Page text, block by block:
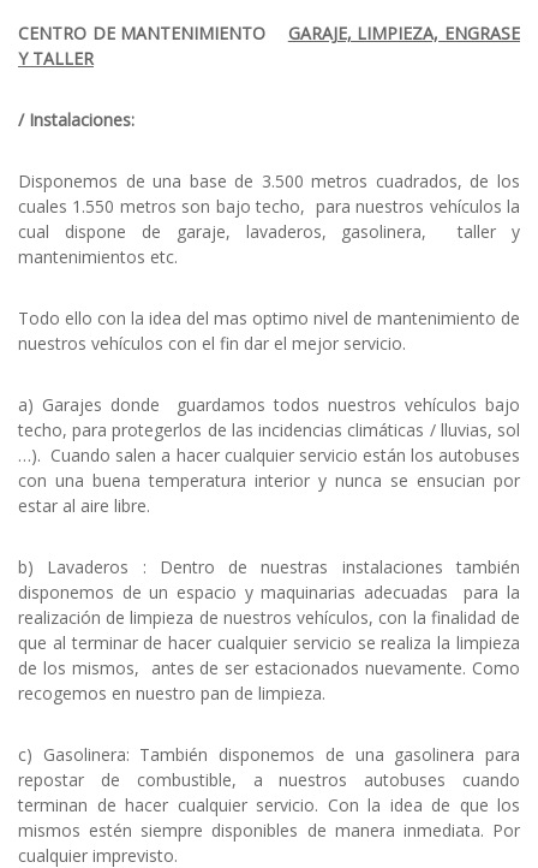
CENTRO DE MANTENIMIENTO GARAJE, LIMPIEZA, ENGRASE
Y TALLER
/ Instalaciones:
Disponemos de una base de 3.500 metros cuadrados, de los
cuales 1.550 metros son bajo techo, para nuestros vehículos la
cual dispone de garaje, lavaderos, gasolinera, taller y
mantenimientos etc.
Todo ello con la idea del mas optimo nivel de mantenimiento de
nuestros vehículos con el fin dar el mejor servicio.
a) Garajes donde guardamos todos nuestros vehículos bajo
techo, para protegerlos de las incidencias climáticas / lluvias, sol
…). Cuando salen a hacer cualquier servicio están los autobuses
con una buena temperatura interior y nunca se ensucian por
estar al aire libre.
b) Lavaderos : Dentro de nuestras instalaciones también
disponemos de un espacio y maquinarias adecuadas para la
realización de limpieza de nuestros vehículos, con la finalidad de
que al terminar de hacer cualquier servicio se realiza la limpieza
de los mismos, antes de ser estacionados nuevamente. Como
recogemos en nuestro pan de limpieza.
c) Gasolinera: También disponemos de una gasolinera para
repostar de combustible, a nuestros autobuses cuando
terminan de hacer cualquier servicio. Con la idea de que los
mismos estén siempre disponibles de manera inmediata. Por
cualquier imprevisto.